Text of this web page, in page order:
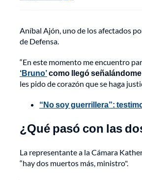
Aníbal Ajón, uno de los afectados
de Defensa.
“En este momento me encuentro
‘Bruno’como llegó
les pido de corazón que se haga
“No soy guerrillera”:
¿Qué pasó con las
La representante a la Cámara
“hay dos muertos más, ministro".